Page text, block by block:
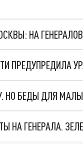
НА
ПРЕДУПРЕДИЛА
НО БЕДЫ ДЛЯ